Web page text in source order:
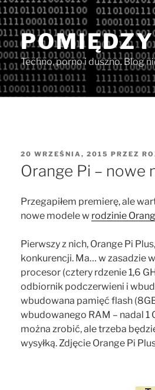
Techno, porno i duszno. Blog
OPUBLIKOWANE
W
20 WRZEŚNIA, 2015 PRZEZ
Orange Pi – nowe
Przegapiłem premierę, ale
nowe modele w rodzinie
Pierwszy z nich, Orange Pi
konkurencji. Ma… w zasadzie
procesor (cztery rdzenie 1,6
odbiornik podczerwieni i
wbudowana pamięć flash
wbudowanego RAM – nadal 1
można zrobić, ale trzeba
wysyłką. Zdjęcie Orange Pi